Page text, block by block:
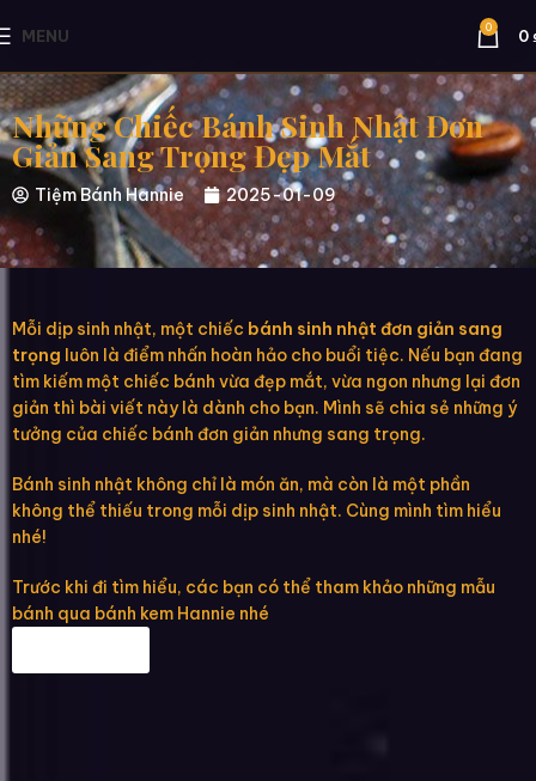
MENU 0 0
Những Chiếc Bánh Sinh Nhật Đơn
Giản Sang Trọng Đẹp Mắt
Tiệm Bánh Hannie 2025-01-09
Mỗi dịp sinh nhật, một chiếc bánh sinh nhật đơn giản sang
trọng luôn là điểm nhấn hoàn hảo cho buổi tiệc. Nếu bạn đang
tìm kiếm một chiếc bánh vừa đẹp mắt, vừa ngon nhưng lại đơn
giản thì bài viết này là dành cho bạn. Mình sẽ chia sẻ những ý
tưởng của chiếc bánh đơn giản nhưng sang trọng.
Bánh sinh nhật không chỉ là món ăn, mà còn là một phần
không thể thiếu trong mỗi dịp sinh nhật. Cùng mình tìm hiểu
nhé!
Trước khi đi tìm hiểu, các bạn có thể tham khảo những mẫu
bánh qua bánh kem Hannie nhé